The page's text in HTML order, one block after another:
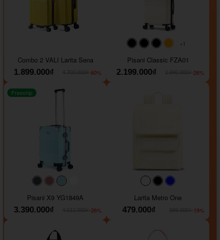
Combo 2 VALI Larita Sena
1.899.000₫
-60%
#000000#000000#000000
+1
Pisani Classic FZA01
2.199.000₫
-26%
#40454a#b76e79
Freeship
Pisani X9 YG1849A
3.390.000₫
-26%
#faf0e6#000000
Larita Metro One
479.000₫
-19%